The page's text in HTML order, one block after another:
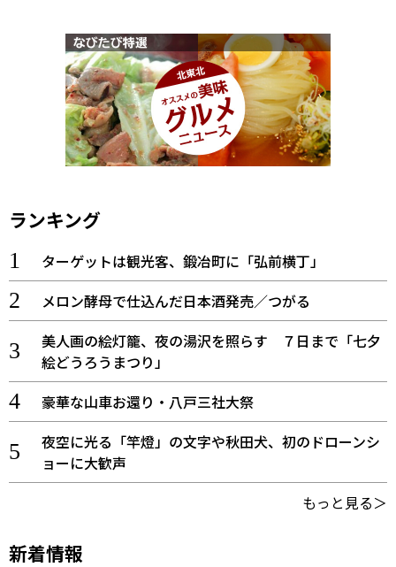
ランキング
ターゲットは観光客、鍛冶町に「弘前横丁」
メロン酵母で仕込んだ日本酒発売／つがる
美人画の絵灯籠、夜の湯沢を照らす ７日まで「七夕
絵どうろうまつり」
豪華な山車お還り・八戸三社大祭
夜空に光る「竿燈」の文字や秋田犬、初のドローンシ
ョーに大歓声
もっと見る＞
新着情報